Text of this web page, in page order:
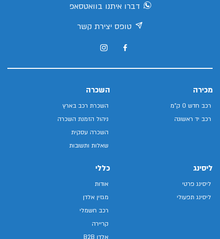
דברו איתנו בוואטסאפ
טופס יצירת קשר
מכירה
רכב חדש 0 ק"מ
רכב יד ראשונה
השכרה
השכרת רכב בארץ
ניהול הזמנת השכרה
השכרה עסקית
שאלות ותשובות
ליסינג
ליסינג פרטי
ליסינג תפעולי
כללי
אודות
מגזין אלדן
רכב חשמלי
קריירה
אלדן B2B